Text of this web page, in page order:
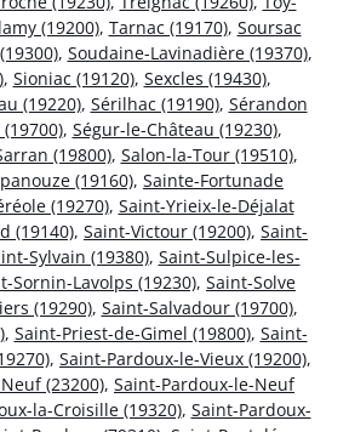
(19200), Tarnac (19170), Soursac
, Soudaine-Lavinadière (19370),
, Sioniac (19120), Sexcles (19430),
(19220), Sérilhac (19190), Sérandon
, Ségur-le-Château (19230),
(19800), Salon-la-Tour (19510),
(19160), Sainte-Fortunade
(19270), Saint-Yrieix-le-Déjalat
(19140), Saint-Victour (19200), Saint-
Sylvain (19380), Saint-Sulpice-les-
Sornin-Lavolps (19230), Saint-Solve
(19290), Saint-Salvadour (19700),
, Saint-Priest-de-Gimel (19800), Saint-
, Saint-Pardoux-le-Vieux (19200),
(23200), Saint-Pardoux-le-Neuf
la-Croisille (19320), Saint-Pardoux-